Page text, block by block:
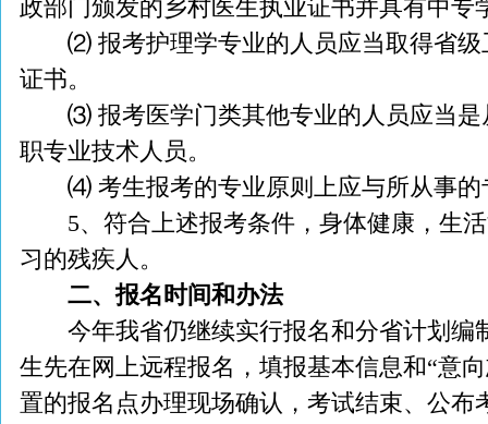
政部门颁发的乡村医生执业证书并具有中专
⑵ 报考护理学专业的人员应当取得省级
证书。
⑶ 报考医学门类其他专业的人员应当是
职专业技术人员。
⑷ 考生报考的专业原则上应与所从事的
5、符合上述报考条件，身体健康，生活
习的残疾人。
二、报名时间和办法
今年我省仍继续实行报名和分省计划编
生先在网上远程报名，填报基本信息和“意
置的报名点办理现场确认，考试结束、公布